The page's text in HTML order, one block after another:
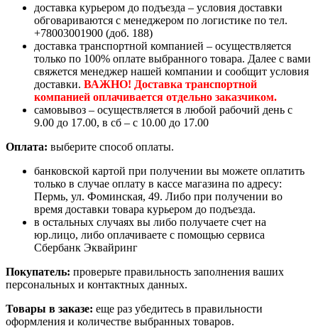
доставка курьером до подъезда – условия доставки
обговариваются с менеджером по логистике по тел.
+78003001900 (доб. 188)
доставка транспортной компанией – осуществляется
только по 100% оплате выбранного товара. Далее с вами
свяжется менеджер нашей компании и сообщит условия
доставки. ВАЖНО! Доставка транспортной
компанией оплачивается отдельно заказчиком.
самовывоз – осуществляется в любой рабочий день с
9.00 до 17.00, в сб – с 10.00 до 17.00
Оплата: выберите способ оплаты.
банковской картой при получении вы можете оплатить
только в случае оплату в кассе магазина по адресу:
Пермь, ул. Фоминская, 49. Либо при получении во
время доставки товара курьером до подъезда.
в остальных случаях вы либо получаете счет на
юр.лицо, либо оплачиваете с помощью сервиса
Сбербанк Эквайринг
Покупатель: проверьте правильность заполнения ваших
персональных и контактных данных.
Товары в заказе: еще раз убедитесь в правильности
оформления и количестве выбранных товаров.